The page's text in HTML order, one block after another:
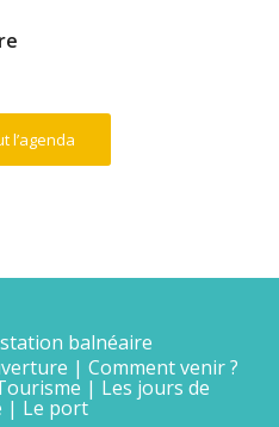
l’agenda
balnéaire
| Comment venir ?
| Les jours de
| Le port